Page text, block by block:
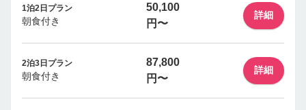
1泊2日プラン
朝食付き
50,100
円〜
詳細
2泊3日プラン
朝食付き
87,800
円〜
詳細